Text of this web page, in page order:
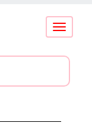
Conmutar